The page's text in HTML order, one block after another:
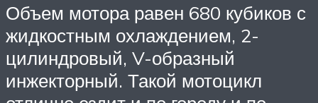
Объем мотора равен 680 кубиков с
жидкостным охлаждением, 2-
цилиндровый, V-образный
инжекторный. Такой мотоцикл